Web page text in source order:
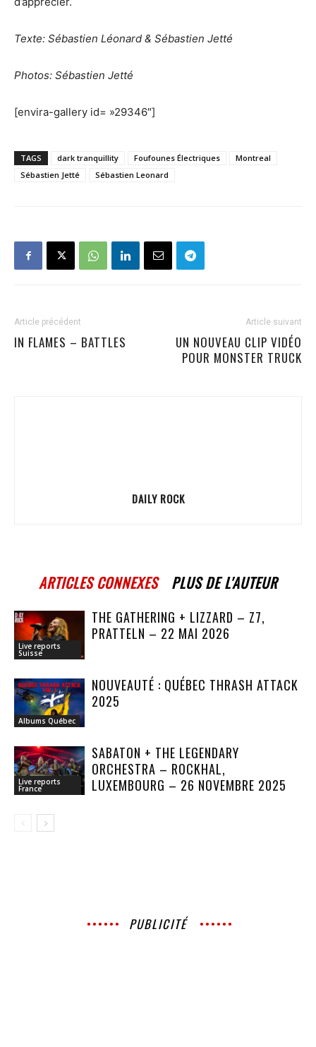
Texte: Sébastien Léonard & Sébastien Jetté
Photos: Sébastien Jetté
[envira-gallery id= »29346″]
TAGS dark tranquillity Foufounes Électriques
Montreal
Sébastien Jetté
Sébastien Leonard
Article précédent
IN FLAMES – BATTLES
Article suivant
UN NOUVEAU CLIP VIDÉO
POUR MONSTER TRUCK
DAILY ROCK
ARTICLES CONNEXES PLUS DE L'AUTEUR
Live reports
Suisse
THE GATHERING + LIZZARD – Z7,
PRATTELN – 22 MAI 2026
Albums Québec
NOUVEAUTÉ : QUÉBEC THRASH ATTACK
2025
Live reports
France
SABATON + THE LEGENDARY
ORCHESTRA – ROCKHAL,
LUXEMBOURG – 26 NOVEMBRE 2025
PUBLICITÉ